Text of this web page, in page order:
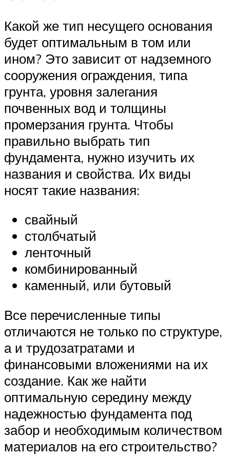
Какой же тип несущего основания
будет оптимальным в том или
ином? Это зависит от надземного
сооружения ограждения, типа
грунта, уровня залегания
почвенных вод и толщины
промерзания грунта. Чтобы
правильно выбрать тип
фундамента, нужно изучить их
названия и свойства. Их виды
носят такие названия:
свайный
столбчатый
ленточный
комбинированный
каменный, или бутовый
Все перечисленные типы
отличаются не только по структуре,
а и трудозатратами и
финансовыми вложениями на их
создание. Как же найти
оптимальную середину между
надежностью фундамента под
забор и необходимым количеством
материалов на его строительство?